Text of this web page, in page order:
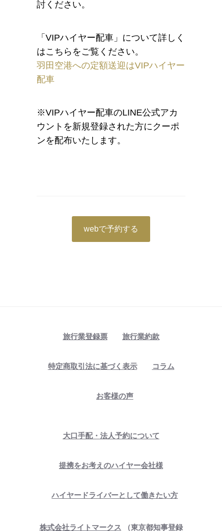
討ください。
「VIPハイヤー配車」について詳しく
はこちらをご覧ください。
羽田空港への定額送迎はVIPハイヤー
配車
※VIPハイヤー配車のLINE公式アカ
ウントを新規登録された方にクーポ
ンを配布いたします。
webで予約する
旅行業登録票 旅行業約款
特定商取引法に基づく表示 コラム
お客様の声
大口手配・法人予約について
提携をお考えのハイヤー会社様
ハイヤードライバーとして働きたい方
株式会社ライトマークス （東京都知事登録